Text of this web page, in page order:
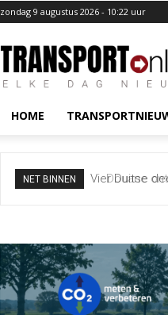
zondag 9 augustus 2026 - 10:22 uur
HOME
NET BINNEN Douane